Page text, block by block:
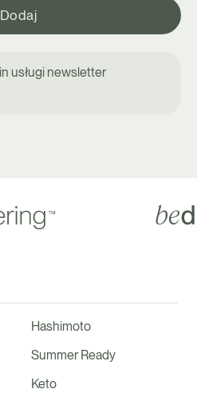
usługi newsletter
Hashimoto
Summer Ready
Keto